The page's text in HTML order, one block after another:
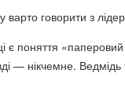
говорити з
є поняття
— нікчемне.